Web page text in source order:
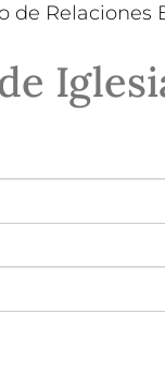
de Relaciones